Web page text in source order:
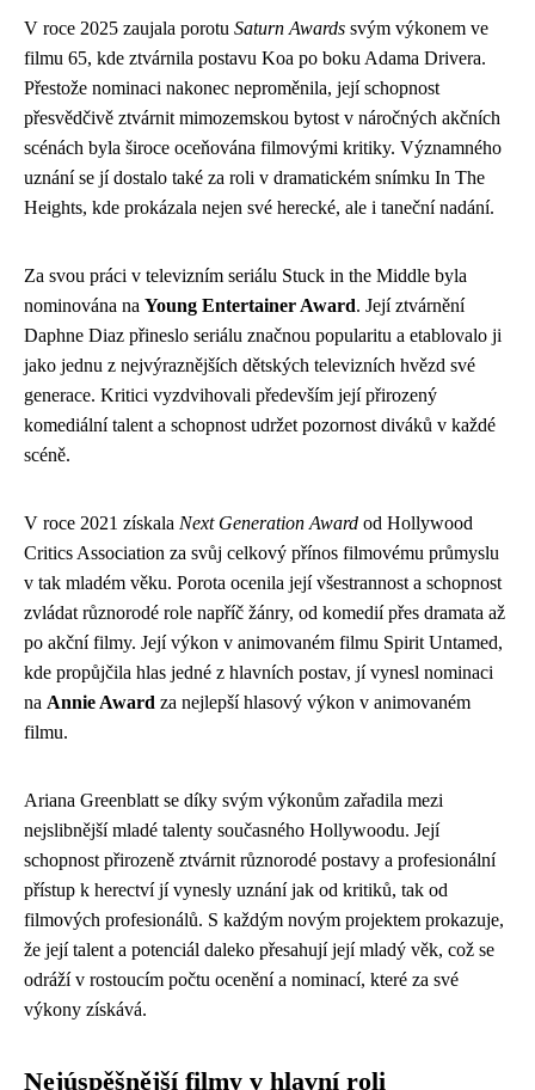
V roce 2025 zaujala porotu Saturn Awards svým výkonem ve
filmu 65, kde ztvárnila postavu Koa po boku Adama Drivera.
Přestože nominaci nakonec neproměnila, její schopnost
přesvědčivě ztvárnit mimozemskou bytost v náročných akčních
scénách byla široce oceňována filmovými kritiky. Významného
uznání se jí dostalo také za roli v dramatickém snímku In The
Heights, kde prokázala nejen své herecké, ale i taneční nadání.
Za svou práci v televizním seriálu Stuck in the Middle byla
nominována na Young Entertainer Award. Její ztvárnění
Daphne Diaz přineslo seriálu značnou popularitu a etablovalo ji
jako jednu z nejvýraznějších dětských televizních hvězd své
generace. Kritici vyzdvihovali především její přirozený
komediální talent a schopnost udržet pozornost diváků v každé
scéně.
V roce 2021 získala Next Generation Award od Hollywood
Critics Association za svůj celkový přínos filmovému průmyslu
v tak mladém věku. Porota ocenila její všestrannost a schopnost
zvládat různorodé role napříč žánry, od komedií přes dramata až
po akční filmy. Její výkon v animovaném filmu Spirit Untamed,
kde propůjčila hlas jedné z hlavních postav, jí vynesl nominaci
na Annie Award za nejlepší hlasový výkon v animovaném
filmu.
Ariana Greenblatt se díky svým výkonům zařadila mezi
nejslibnější mladé talenty současného Hollywoodu. Její
schopnost přirozeně ztvárnit různorodé postavy a profesionální
přístup k herectví jí vynesly uznání jak od kritiků, tak od
filmových profesionálů. S každým novým projektem prokazuje,
že její talent a potenciál daleko přesahují její mladý věk, což se
odráží v rostoucím počtu ocenění a nominací, které za své
výkony získává.
Nejúspěšnější filmy v hlavní roli